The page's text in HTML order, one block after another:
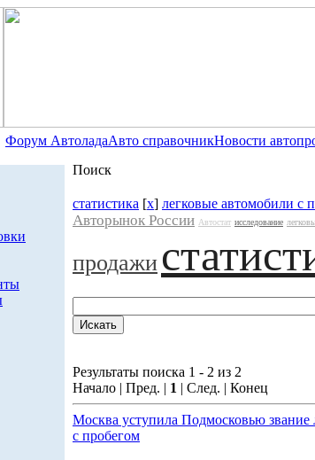
Форум АвтоладаАвто справочникНовости
Поиск
статистика [x] легковые автомобили с
Авторынок России Автостат исследование
продажи
Результаты поиска 1 - 2 из 2
Начало | Пред. | 1 | След. | Конец
Москва уступила Подмосковью звание
с пробегом